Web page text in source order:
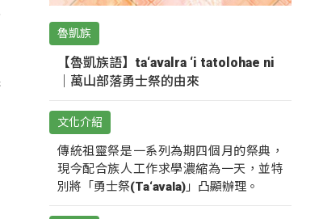
魯凱族
【魯凱族語】ta‘avalra ‘i tatolohae ni
｜萬山部落勇士祭的由來
文化介紹
傳統祖靈祭是一系列為期四個月的祭典，
現今配合族人工作求學濃縮為一天，並特
別將「勇士祭(Ta‘avala)」凸顯辦理。